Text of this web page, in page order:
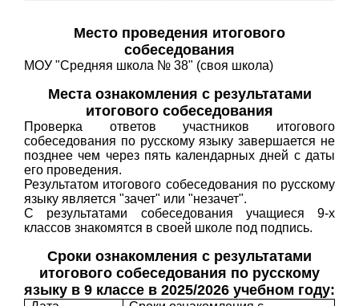
Место проведения итогового
собеседования
МОУ "Средняя школа № 38" (своя школа)
Места ознакомления с результатами
итогового собеседования
Проверка ответов участников итогового
собеседования по русскому языку завершается не
позднее чем через пять календарных дней с даты
его проведения.
Результатом итогового собеседования по русскому
языку является "зачет" или "незачет".
С результатами собеседования учащиеся 9-х
классов знакомятся в своей школе под подпись.
Сроки ознакомления с результатами
итогового собеседования по русскому
языку в 9 классе в 2025/2026 учебном году: